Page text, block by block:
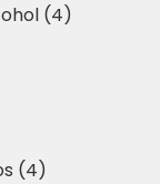
(4)
(4)